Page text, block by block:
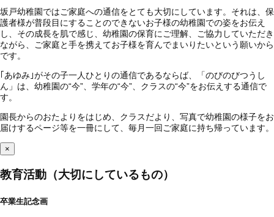
坂戸幼稚園ではご家庭への通信をとても大切にしています。それは、保
護者様が普段目にすることのできないお子様の幼稚園での姿をお伝え
し、その成長を肌で感じ、幼稚園の保育にご理解、ご協力していただき
ながら、ご家庭と手を携えてお子様を育んでまいりたいという願いから
です。
｢あゆみ｣がその子一人ひとりの通信であるならば、「のびのびつうし
ん」は、幼稚園の“今”、学年の“今”、クラスの“今”をお伝えする通信で
す。
園長からのおたよりをはじめ、クラスだより、写真で幼稚園の様子をお
届けするページ等を一冊にして、毎月一回ご家庭に持ち帰っています。
×
教育活動（大切にしているもの）
卒業生記念画